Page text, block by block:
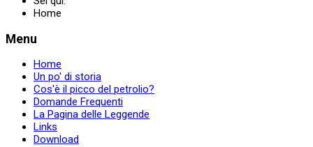
Home
Menu
Home
Un po' di storia
Cos'è il picco del petrolio?
Domande Frequenti
La Pagina delle Leggende
Links
Download